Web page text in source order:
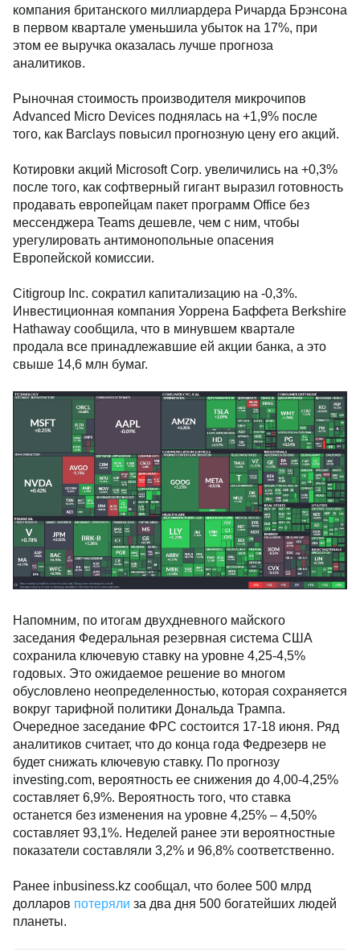
компания британского миллиардера Ричарда Брэнсона
в первом квартале уменьшила убыток на 17%, при
этом ее выручка оказалась лучше прогноза
аналитиков.
Рыночная стоимость производителя микрочипов
Advanced Micro Devices поднялась на +1,9% после
того, как Barclays повысил прогнозную цену его акций.
Котировки акций Microsoft Corp. увеличились на +0,3%
после того, как софтверный гигант выразил готовность
продавать европейцам пакет программ Office без
мессенджера Teams дешевле, чем с ним, чтобы
урегулировать антимонопольные опасения
Европейской комиссии.
Citigroup Inc. сократил капитализацию на -0,3%.
Инвестиционная компания Уоррена Баффета Berkshire
Hathaway сообщила, что в минувшем квартале
продала все принадлежавшие ей акции банка, а это
свыше 14,6 млн бумаг.
Напомним, по итогам двухдневного майского
заседания Федеральная резервная система США
сохранила ключевую ставку на уровне 4,25-4,5%
годовых. Это ожидаемое решение во многом
обусловлено неопределенностью, которая сохраняется
вокруг тарифной политики Дональда Трампа.
Очередное заседание ФРС состоится 17-18 июня. Ряд
аналитиков считает, что до конца года Федрезерв не
будет снижать ключевую ставку. По прогнозу
investing.com, вероятность ее снижения до 4,00-4,25%
составляет 6,9%. Вероятность того, что ставка
останется без изменения на уровне 4,25% – 4,50%
составляет 93,1%. Неделей ранее эти вероятностные
показатели составляли 3,2% и 96,8% соответственно.
Ранее inbusiness.kz сообщал, что более 500 млрд
долларов потеряли за два дня 500 богатейших людей
планеты.